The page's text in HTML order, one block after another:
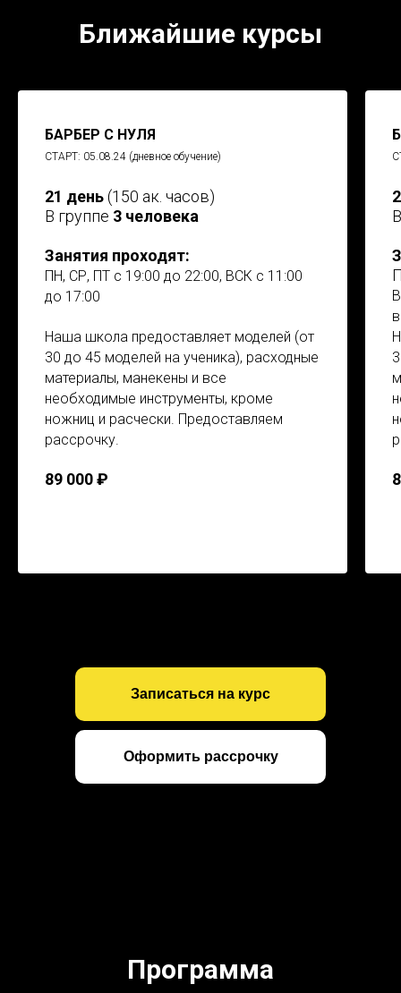
Ближайшие курсы
БАРБЕР С НУЛЯ
СТАРТ: 05.08.24 (дневное обучение)
21 день(150 ак. часов)
В группе 3 человека
Занятия проходят:
ПН, СР, ПТ с 19:00 до 22:00, ВСК с 11:00
до 17:00
Наша школа предоставляет моделей (от
30 до 45 моделей на ученика), расходные
материалы, манекены и все
необходимые инструменты, кроме
ножниц и расчески. Предоставляем
рассрочку.
89 000 ₽
Записаться на курс
Оформить рассрочку
Программа